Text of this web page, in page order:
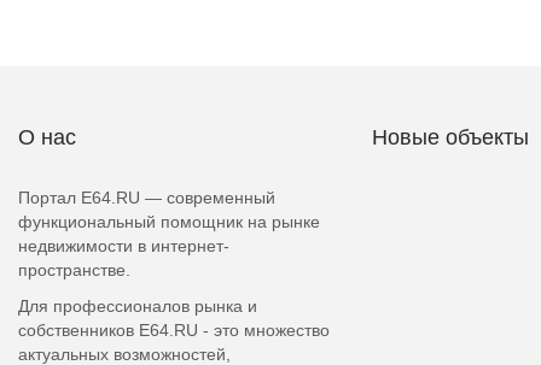
О нас
Портал E64.RU — современный
функциональный помощник на рынке
недвижимости в интернет-
пространстве.
Для профессионалов рынка и
собственников E64.RU - это множество
актуальных возможностей,
Новые объекты